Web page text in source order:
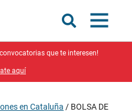
que te interesen!
aquí
en Cataluña / BOLSA DE